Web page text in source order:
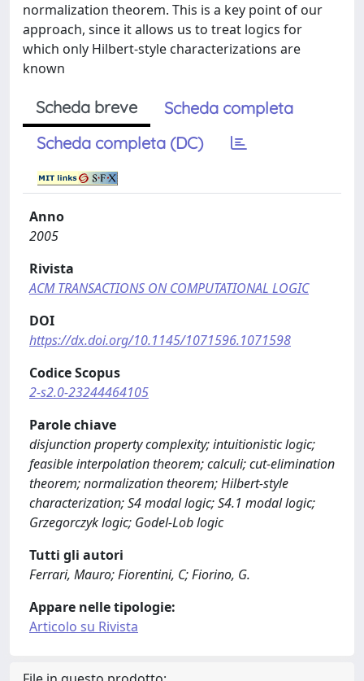
normalization theorem. This is a key point of our
approach, since it allows us to treat logics for
which only Hilbert-style characterizations are
known
Scheda breve
Scheda completa
Scheda completa (DC)
Anno
2005
Rivista
ACM TRANSACTIONS ON COMPUTATIONAL LOGIC
DOI
https://dx.doi.org/10.1145/1071596.1071598
Codice Scopus
2-s2.0-23244464105
Parole chiave
disjunction property complexity; intuitionistic logic;
feasible interpolation theorem; calculi; cut-elimination
theorem; normalization theorem; Hilbert-style
characterization; S4 modal logic; S4.1 modal logic;
Grzegorczyk logic; Godel-Lob logic
Tutti gli autori
Ferrari, Mauro; Fiorentini, C; Fiorino, G.
Appare nelle tipologie:
Articolo su Rivista